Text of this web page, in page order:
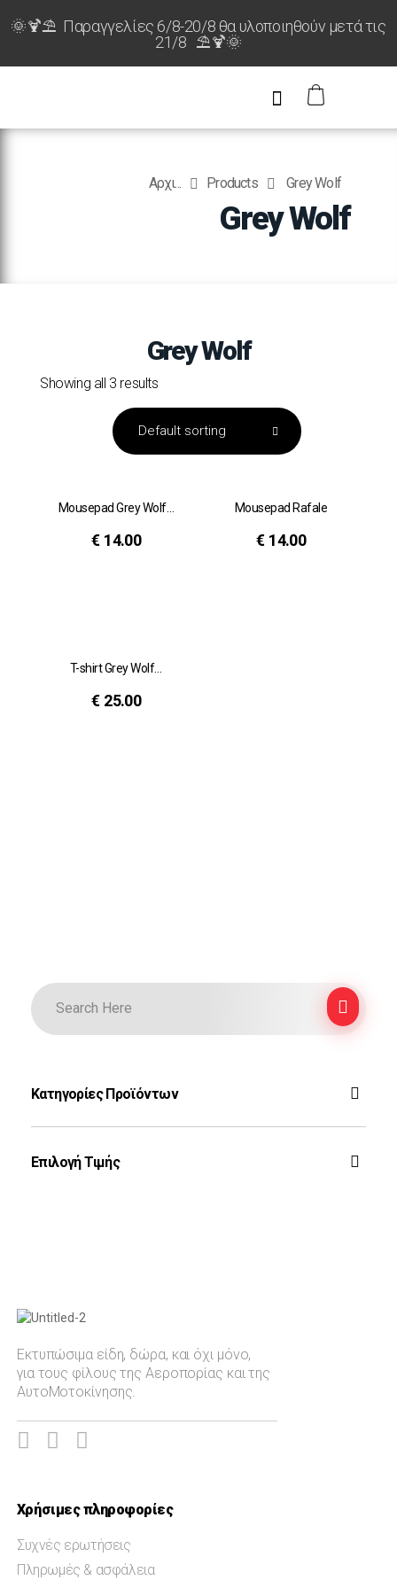
🌞🍹⛱️ Παραγγελίες 6/8-20/8 θα υλοποιηθούν μετά τις
21/8 ⛱️🍹🌞
Αρχι... Products Grey Wolf
Grey Wolf
Grey Wolf
Showing all 3 results
Mousepad Grey Wolf…
€ 14.00
Mousepad Rafale
€ 14.00
T-shirt Grey Wolf…
€ 25.00
Κατηγορίες Προϊόντων
Ζεύς
Mirage 2000
Spitfire MJ755
AH-64 Apache
Πολιτική Αεροπορία
Ελληνική Αεροπορική Ισχύς
Ημερολόγια Τοίχου
Βιβλία - Άλμπουμ
Aυτοκόλλητα
Επιλογή Τιμής
Εκτυπώσιμα είδη, δώρα, και όχι μόνο,
για τους φίλους της Αεροπορίας και της
ΑυτοΜοτοκίνησης.
Χρήσιμες πληροφορίες
Συχνές ερωτήσεις
Πληρωμές & ασφάλεια